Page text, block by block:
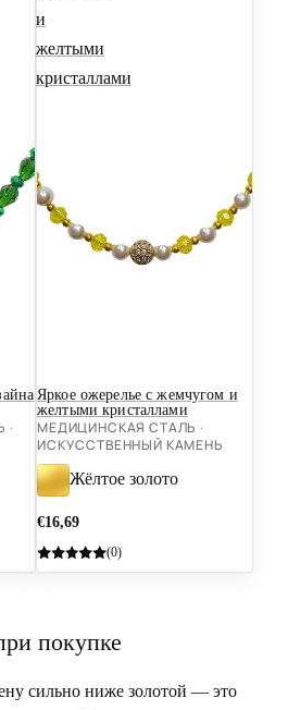
·
и
желтыми
кристаллами
Новинка
Яркое ожерелье с жемчугом и
желтыми кристаллами
МЕДИЦИНСКАЯ СТАЛЬ ·
ИСКУССТВЕННЫЙ КАМЕНЬ
Жёлтое золото
€16,69
(0)
покупке
сильно ниже золотой — это